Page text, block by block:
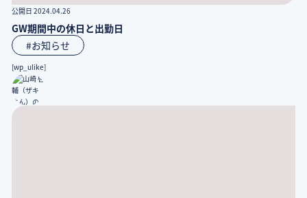
公開日 2024.04.26
GW期間中の休日と出勤日
#お知らせ
[wp_ulike]